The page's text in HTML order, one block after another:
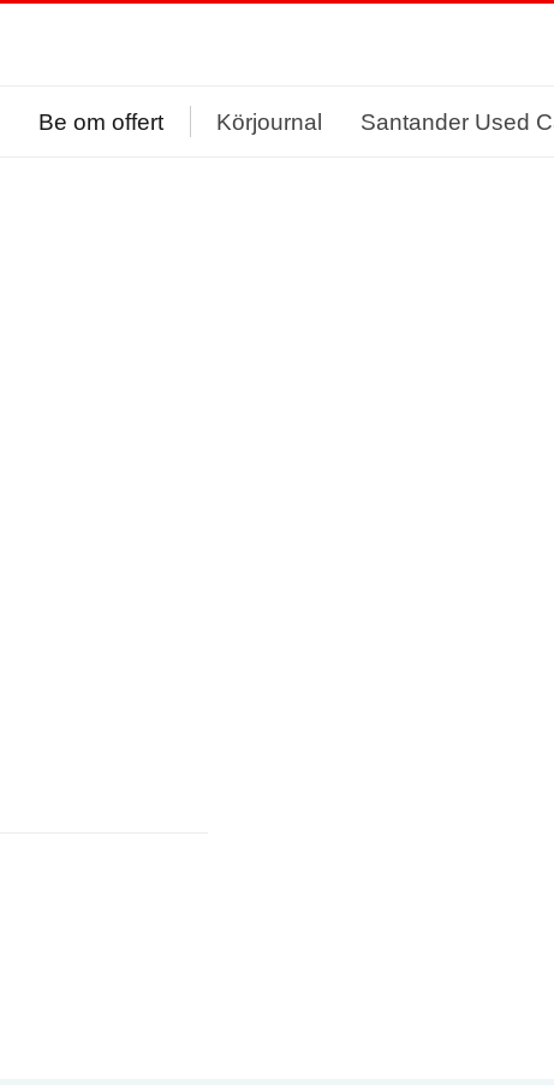
Be om offert Körjournal Santander Used